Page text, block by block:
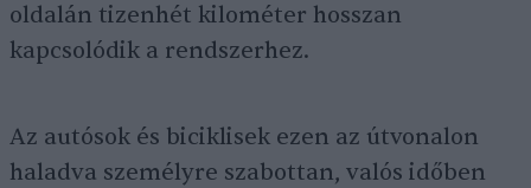
oldalán tizenhét kilométer hosszan
kapcsolódik a rendszerhez.
Az autósok és biciklisek ezen az útvonalon
haladva személyre szabottan, valós időben